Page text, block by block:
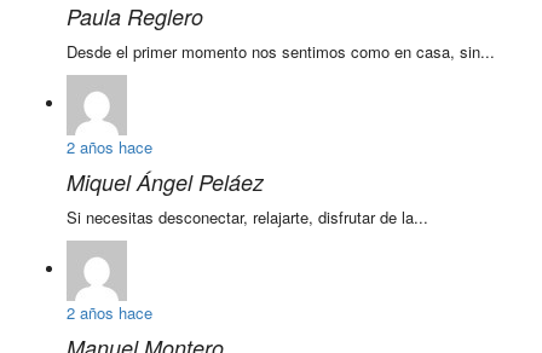
Paula Reglero
Desde el primer momento nos sentimos como en casa, sin...
2 años hace
Miquel Ángel Peláez
Si necesitas desconectar, relajarte, disfrutar de la...
2 años hace